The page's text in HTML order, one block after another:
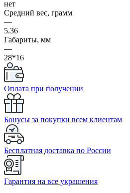
нет
Средний вес, грамм
—
5.36
Габариты, мм
—
28*16
Оплата при получении
Бонусы за покупки всем клиентам
Бесплатная доставка по России
Гарантия на все украшения